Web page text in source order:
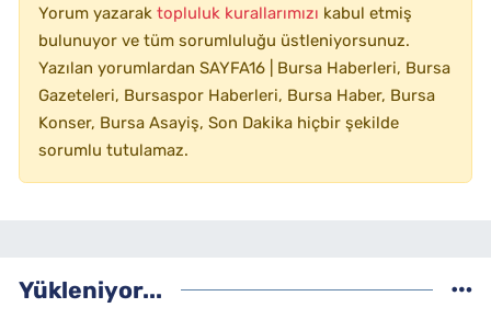
Yorum yazarak topluluk kurallarımızı kabul etmiş
bulunuyor ve tüm sorumluluğu üstleniyorsunuz.
Yazılan yorumlardan SAYFA16 | Bursa Haberleri, Bursa
Gazeteleri, Bursaspor Haberleri, Bursa Haber, Bursa
Konser, Bursa Asayiş, Son Dakika hiçbir şekilde
sorumlu tutulamaz.
Yükleniyor...